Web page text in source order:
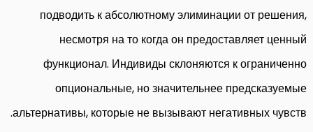
подводить к абсолютному элиминации от решения,
несмотря на то когда он предоставляет ценный
функционал. Индивиды склоняются к ограниченно
опциональные, но значительнее предсказуемые
альтернативы, которые не вызывают негативных чувств.